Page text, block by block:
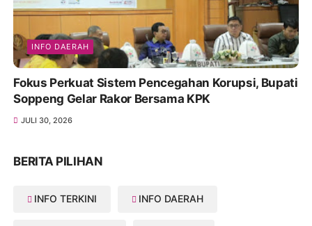
INFO DAERAH
Fokus Perkuat Sistem Pencegahan Korupsi, Bupati
Soppeng Gelar Rakor Bersama KPK
JULI 30, 2026
BERITA PILIHAN
INFO TERKINI INFO DAERAH